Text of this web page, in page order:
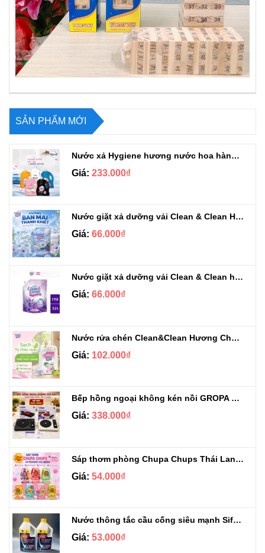
SẢN PHẨM MỚI
Nước xả Hygiene hương nước hoa hàng chuẩn Thái can 3L3
Giá: 233.000₫
Nước giặt xả dưỡng vải Clean & Clean Hương Ban Mai 3.2kg
Giá: 66.000₫
Nước giặt xả dưỡng vải Clean & Clean hương Violet 3.2kg
Giá: 66.000₫
Nước rửa chén Clean&Clean Hương Chanh Can 5L
Giá: 102.000₫
Bếp hồng ngoại không kén nồi GROPA G1-608
Giá: 338.000₫
Sáp thơm phòng Chupa Chups Thái Lan 230g
Giá: 54.000₫
Nước thông tắc cầu cống siêu mạnh Sifa 1.4kg
Giá: 53.000₫